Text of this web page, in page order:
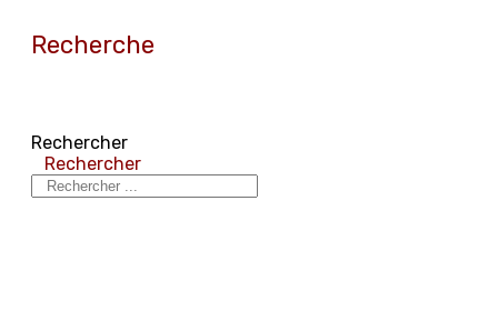
Recherche
Rechercher
Rechercher